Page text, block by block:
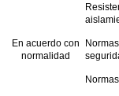
En acuerdo con
normalidad